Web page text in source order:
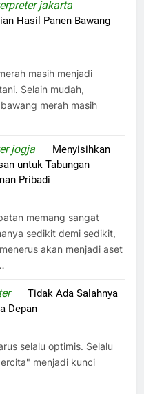
jakarta
Hasil Panen Bawang
masih menjadi
Selain mudah,
merah masih
jogja
Menyisihkan
untuk Tabungan
Pribadi
memang sangat
sedikit demi sedikit,
akan menjadi aset
onTidak Ada Salahnya
Depan
selalu optimis. Selalu
menjadi kunci